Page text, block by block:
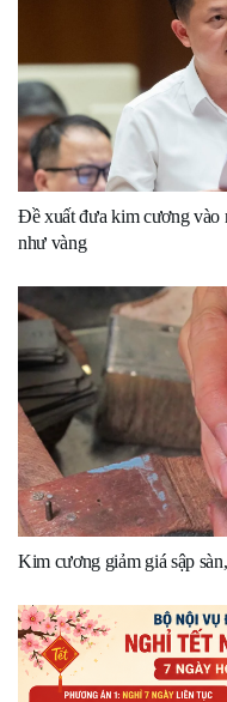
Đề xuất đưa kim cương vào
như vàng
Kim cương giảm giá sập